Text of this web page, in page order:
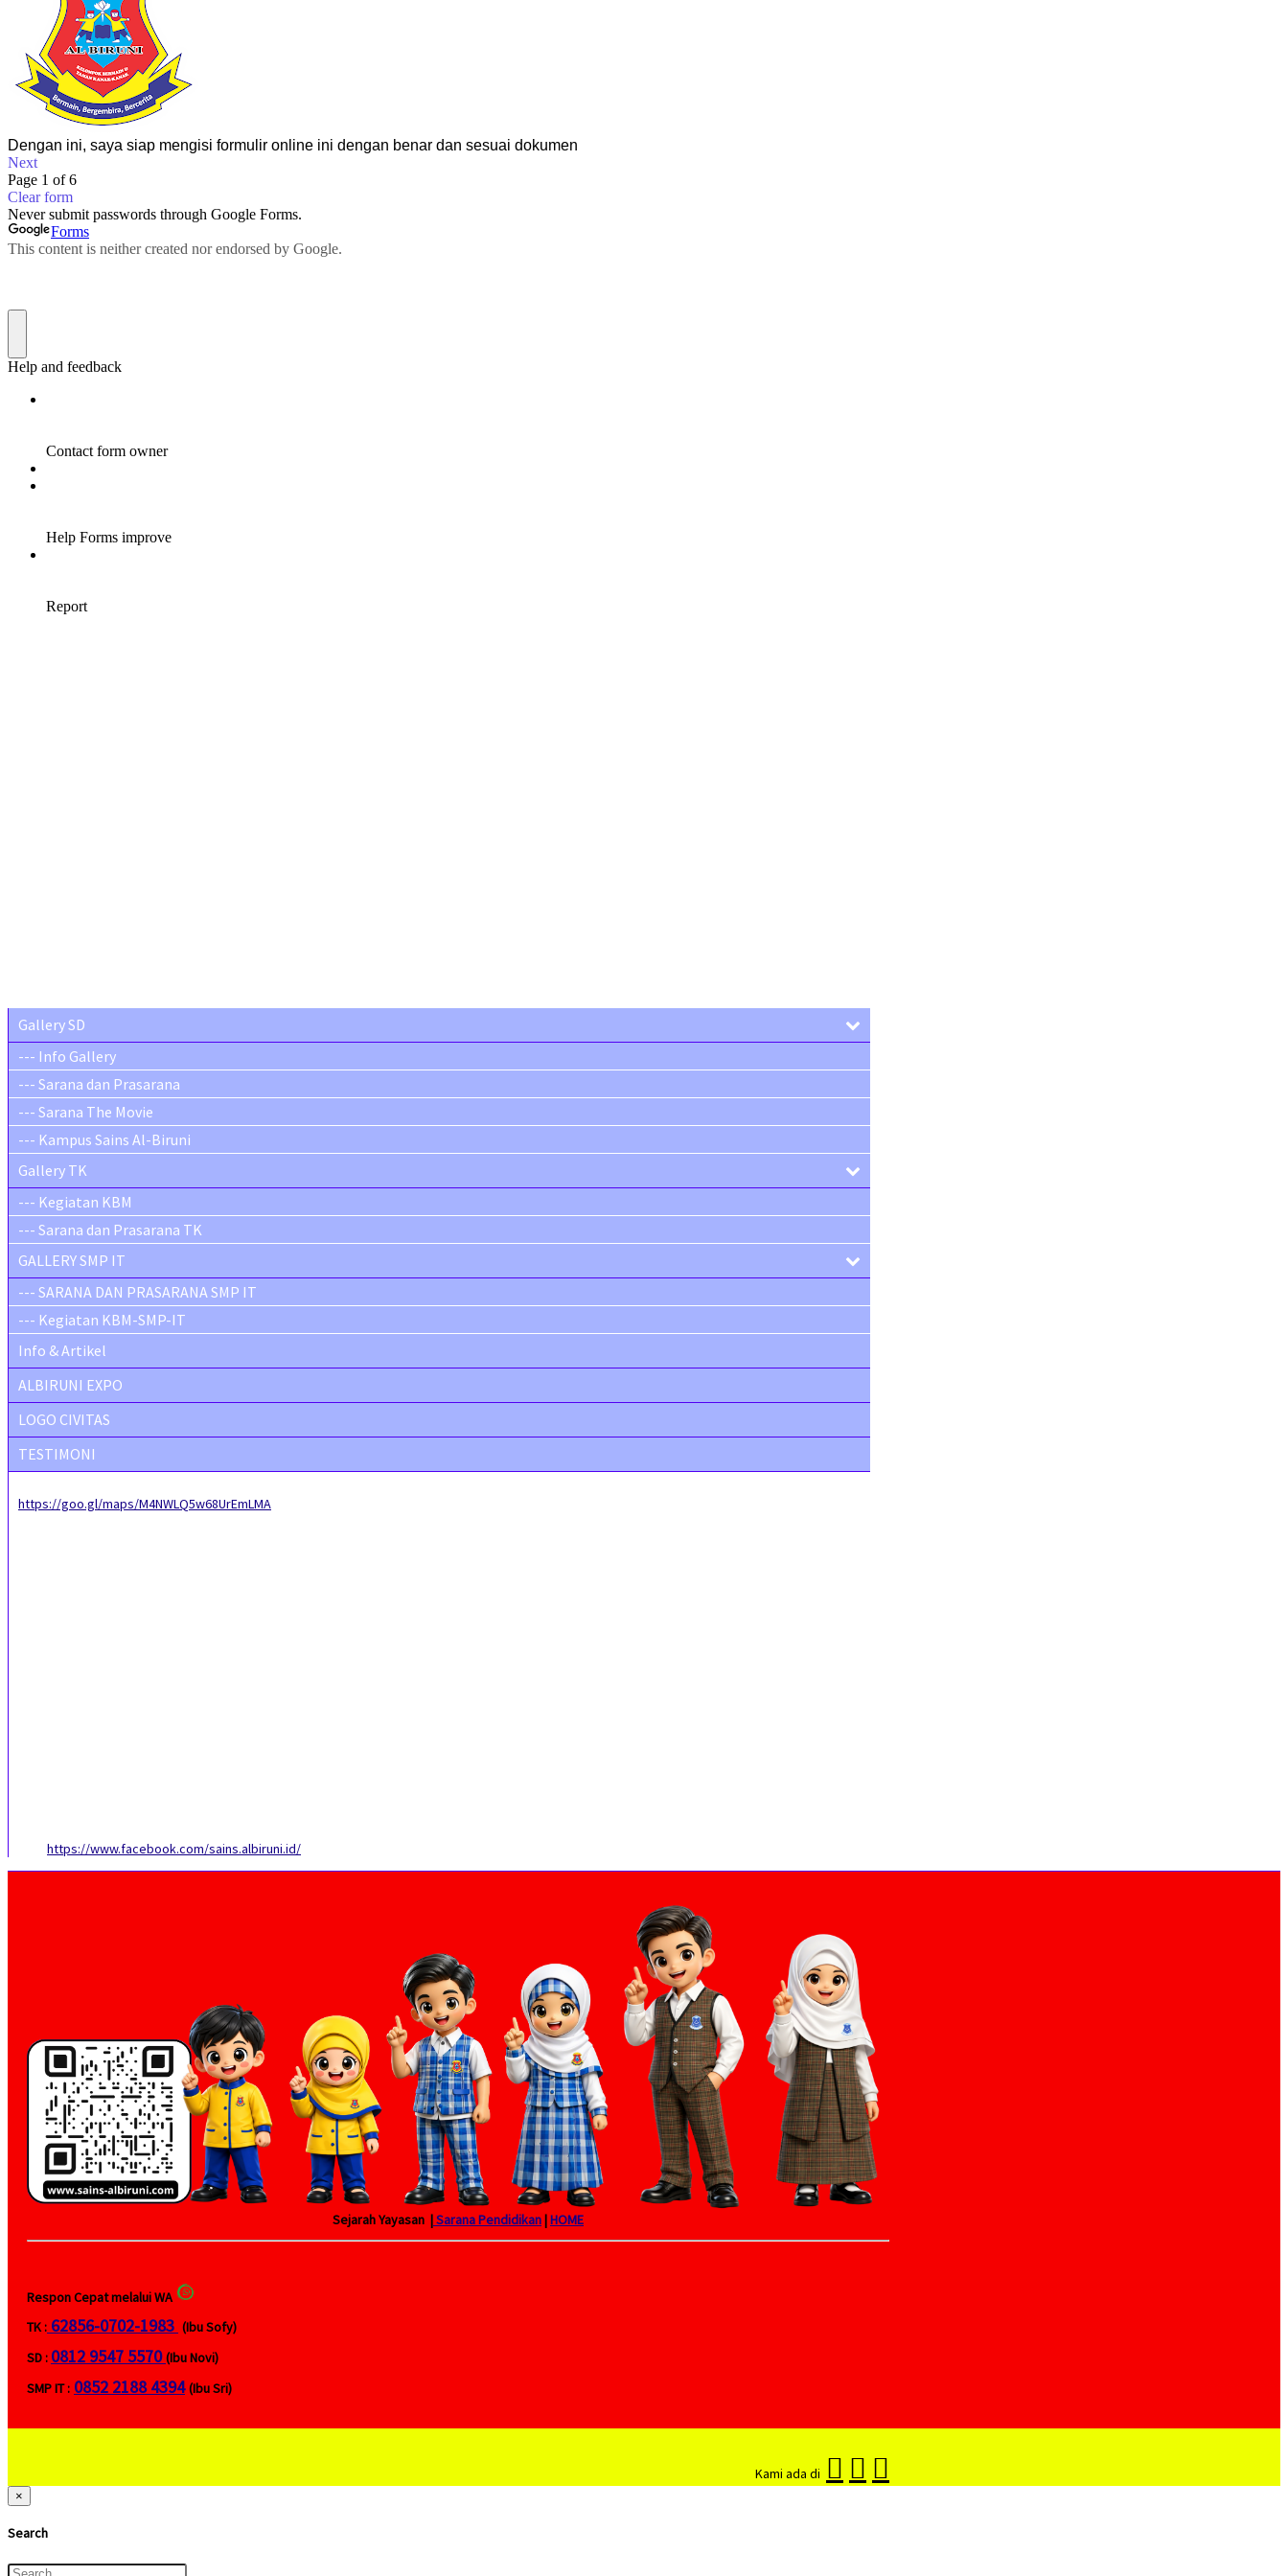
Gallery SD
--- Info Gallery
--- Sarana dan Prasarana
--- Sarana The Movie
--- Kampus Sains Al-Biruni
Gallery TK
--- Kegiatan KBM
--- Sarana dan Prasarana TK
GALLERY SMP IT
--- SARANA DAN PRASARANA SMP IT
--- Kegiatan KBM-SMP-IT
Info & Artikel
ALBIRUNI EXPO
LOGO CIVITAS
TESTIMONI
https://goo.gl/maps/M4NWLQ5w68UrEmLMA
https://www.facebook.com/sains.albiruni.id/
Sejarah Yayasan |Sarana Pendidikan|HOME
Respon Cepat melalui WA
TK : 62856-0702-1983 (Ibu Sofy)
SD : 0812 9547 5570(Ibu Novi)
SMP IT : 0852 2188 4394 (Ibu Sri)
Kami ada di
×
Search